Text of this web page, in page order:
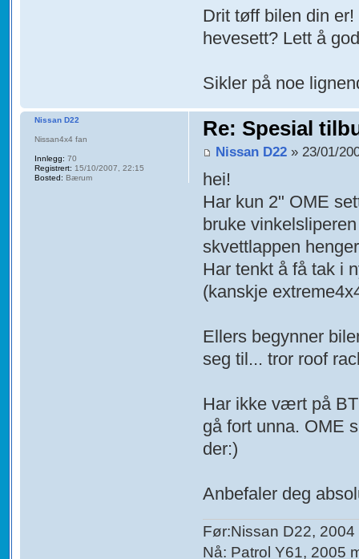
Drit tøff bilen din
hevesett? Lett å
Sikler på noe
Re: Spesial
Nissan D22 » 23/01/
hei!
Har kun 2" OME
bruke
skvettlappen
Har tenkt å få tak i
(kanskje
Ellers begynner
seg til... tror roof
Har ikke vært på
gå fort unna. OME
der:)
Anbefaler deg
Før:Nissan D22, 2004
Nå: Patrol Y61, 2005
Nissan D22
Nissan4x4 fan
Innlegg: 70
Registrert: 15/10/2007, 22:15
Bosted: Bærum